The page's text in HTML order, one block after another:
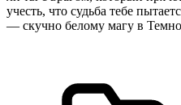
учесть, что судьба тебе
— скучно белому магу в